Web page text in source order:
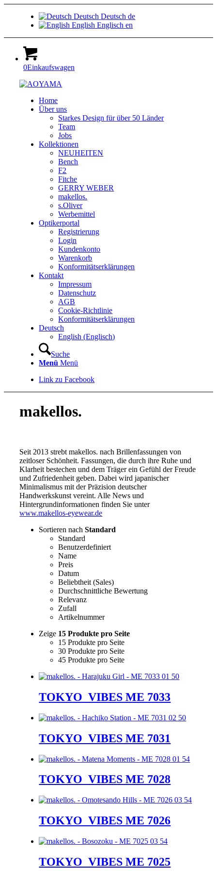
Deutsch Deutsch de
English Englisch en
0Einkaufswagen
Home
Über uns
Starkes Design für über 50 Länder
Team
Jobs
Kollektionen
NEUHEITEN
Bench
F2
Fitche
GERRY WEBER
makellos.
s.Oliver
Werbemittel
Optikerportal
Registrierung
Login
Kundenkonto
Warenkorb
Konformitätserklärungen
Kontakt
Impressum
Datenschutz
AGB
Cookie-Richtlinie
Konformitätserklärungen
Deutsch
English (Englisch)
Suche
Menü Menü
Link zu Facebook
makellos.
Seit 2013 strebt makellos. nach Brillenfassungen von
zeitloser Schönheit. Fassungen, die durch ihre Ruhe und
Klarheit bestechen und dem Träger ein Gefühl der Freude
und Zufriedenheit geben. Dabei wird japanischer
Minimalismus mit der Präzision deutscher
Handwerkskunst vereint. Alle News und
Hintergrundinformationen finden Sie unter
www.makellos-eyewear.de
Sortieren nachStandard
Standard
Benutzerdefiniert
Name
Preis
Datum
Beliebtheit (Sales)
Durchschnittliche Bewertung
Relevanz
Zufall
Artikelnummer
Zeige 15 Produkte pro Seite
15 Produkte pro Seite
30 Produkte pro Seite
45 Produkte pro Seite
TOKYO_VIBES ME 7033
TOKYO_VIBES ME 7031
TOKYO_VIBES ME 7028
TOKYO_VIBES ME 7026
TOKYO_VIBES ME 7025